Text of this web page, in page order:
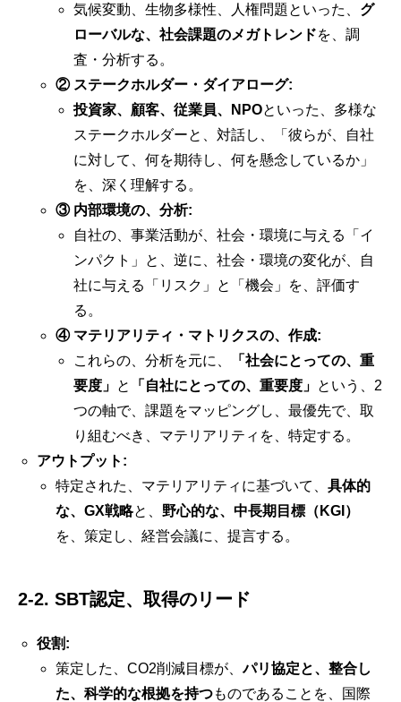
気候変動、生物多様性、人権問題といった、 グ
ローバルな、社会課題のメガトレンドを、調
査・分析する。
② ステークホルダー・ダイアローグ:
投資家、顧客、従業員、NPOといった、多様な
ステークホルダーと、対話し、「彼らが、自社
に対して、何を期待し、何を懸念しているか」
を、深く理解する。
③ 内部環境の、分析:
自社の、事業活動が、社会・環境に与える「イ
ンパクト」と、逆に、社会・環境の変化が、自
社に与える「リスク」と「機会」を、評価す
る。
④ マテリアリティ・マトリクスの、作成:
これらの、分析を元に、
「社会にとっての、重
要度」 と 「自社にとっての、重要度」 という、2
つの軸で、課題をマッピングし、最優先で、取
り組むべき、マテリアリティを、特定する。
アウトプット:
特定された、マテリアリティに基づいて、 具体的
な、GX戦略と、 野心的な、中長期目標（KGI）
を、策定し、経営会議に、提言する。
2-2. SBT認定、取得のリード
役割:
策定した、CO2削減目標が、パリ協定と、整合し
た、科学的な根拠を持つものであることを、国際